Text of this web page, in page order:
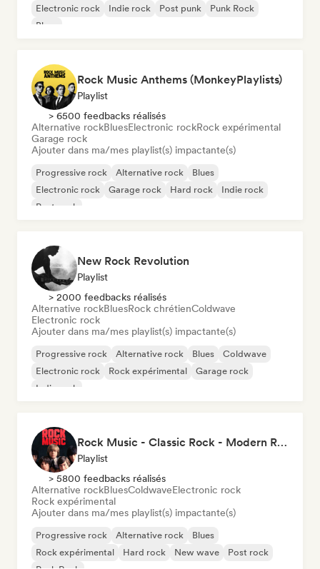
Electronic rock
Indie rock Post punk
Punk Rock
Blues
Rock Music Anthems (MonkeyPlaylists)
Playlist
> 6500 feedbacks réalisés
Alternative rockBluesElectronic rockRock expérimental
Garage rock
Ajouter dans ma/mes playlist(s) impactante(s)
Progressive rock Alternative rock
Blues
Electronic rock
Garage rock Hard rock
Indie rock
Post punk
New Rock Revolution
Playlist
> 2000 feedbacks réalisés
Alternative rockBluesRock chrétienColdwave
Electronic rock
Ajouter dans ma/mes playlist(s) impactante(s)
Progressive rock Alternative rock Blues
Coldwave
Electronic rock
Rock expérimental
Garage rock
Indie rock
Rock Music - Classic Rock - Modern Rock
Playlist
> 5800 feedbacks réalisés
Alternative rockBluesColdwaveElectronic rock
Rock expérimental
Ajouter dans ma/mes playlist(s) impactante(s)
Progressive rock Alternative rock
Blues
Rock expérimental
Hard rock New wave
Post rock